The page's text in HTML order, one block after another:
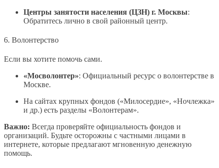
Центры занятости населения (ЦЗН) г. Москвы:
Обратитесь лично в свой районный центр.
6. Волонтерство
Если вы хотите помочь сами.
«Мосволонтер»: Официальный ресурс о волонтерстве в
Москве.
На сайтах крупных фондов («Милосердие», «Ночлежка»
и др.) есть разделы «Волонтерам».
Важно: Всегда проверяйте официальность фондов и
организаций. Будьте осторожны с частными лицами в
интернете, которые предлагают мгновенную денежную
помощь.